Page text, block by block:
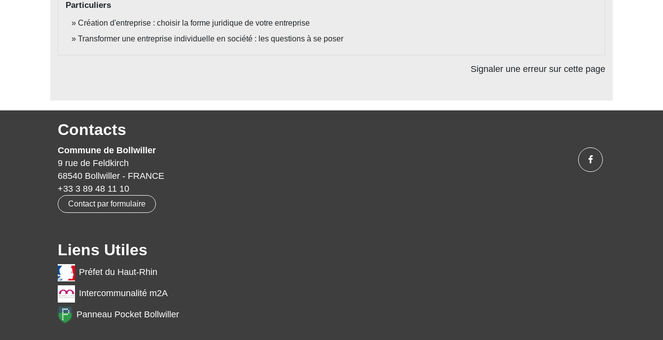
Particuliers
Création d'entreprise : choisir la forme juridique de votre entreprise
Transformer une entreprise individuelle en société : les questions à se poser
Signaler une erreur sur cette page
Contacts
Commune de Bollwiller
9 rue de Feldkirch
68540 Bollwiller - FRANCE
+33 3 89 48 11 10
Contact par formulaire
Liens Utiles
Préfet du Haut-Rhin
Intercommunalité m2A
Panneau Pocket Bollwiller